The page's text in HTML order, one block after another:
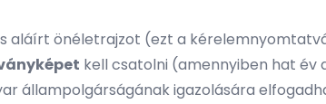
aláírt önéletrajzot (ezt a
kell csatolni (amennyiben hat év
állampolgárságának igazolására